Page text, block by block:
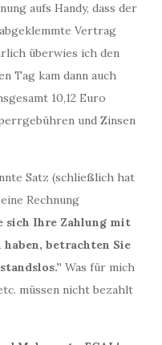
aufs Handy, dass der
Vertrag
überwies ich den
Tag kam dann auch
10,12 Euro
und Zinsen
Satz (schließlich hat
Rechnung
sich Ihre Zahlung mit
betrachten Sie
Was für mich
müssen nicht bezahlt